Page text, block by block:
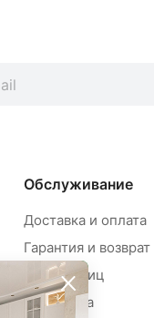
Обслуживание
Доставка и оплата
Гарантия и возврат
Для юр. лиц
Рассрочка